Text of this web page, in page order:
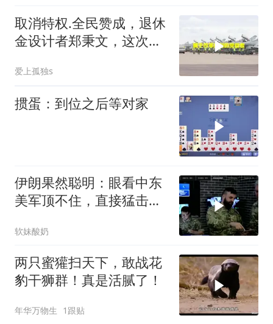
取消特权.全民赞成，退休
金设计者郑秉文，这次站
爱上孤独s
掼蛋：到位之后等对家
伊朗果然聪明：眼看中东
美军顶不住，直接猛击要
软妹酸奶
两只蜜獾扫天下，敢战花
豹干狮群！真是活腻了！
年华万物生 1跟贴